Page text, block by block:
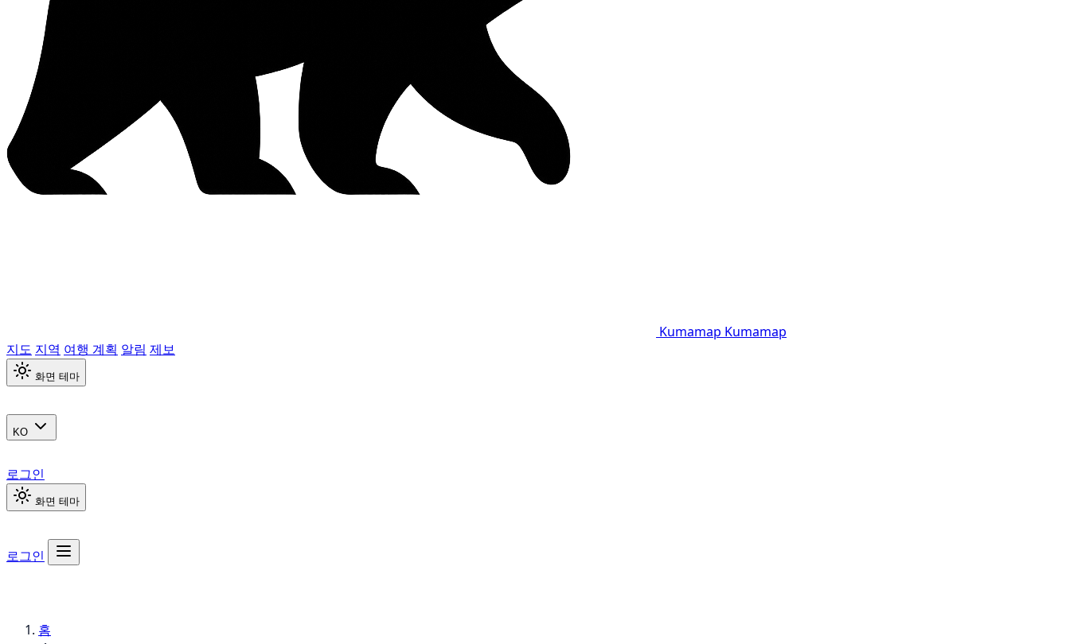
Kumamap Kumamap
지도 지역 여행 계획 알림 제보
화면 테마
KO
로그인
화면 테마
로그인
홈